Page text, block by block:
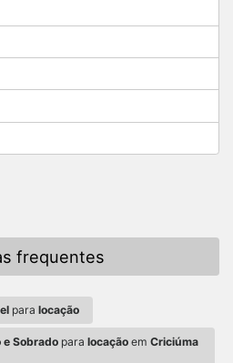
frequentes
para locação
e Sobrado paralocação emCriciúma